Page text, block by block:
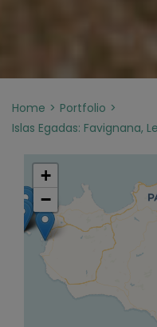
Home
Portfolio
Islas Egadas: Favignana,
+
−